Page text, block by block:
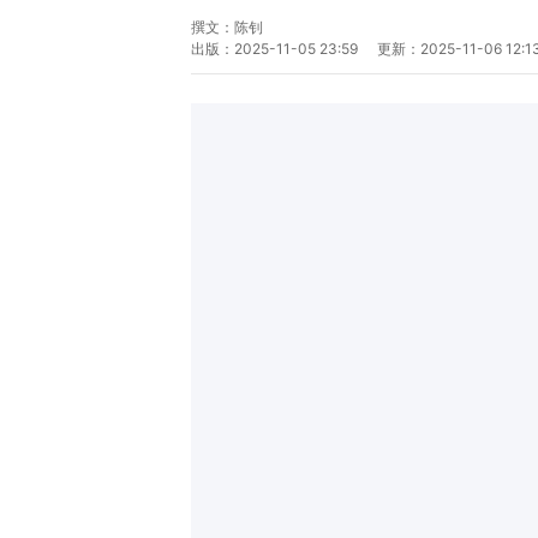
撰文： 陈钊
出版： 2025-11-05 23:59 更新： 2025-11-06